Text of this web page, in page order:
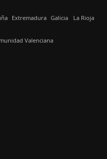
Extremadura Galicia La Rioja
Valenciana